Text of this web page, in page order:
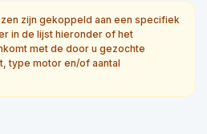
zijn gekoppeld aan een specifiek
in de lijst hieronder of het
met de door u gezochte
type motor en/of aantal